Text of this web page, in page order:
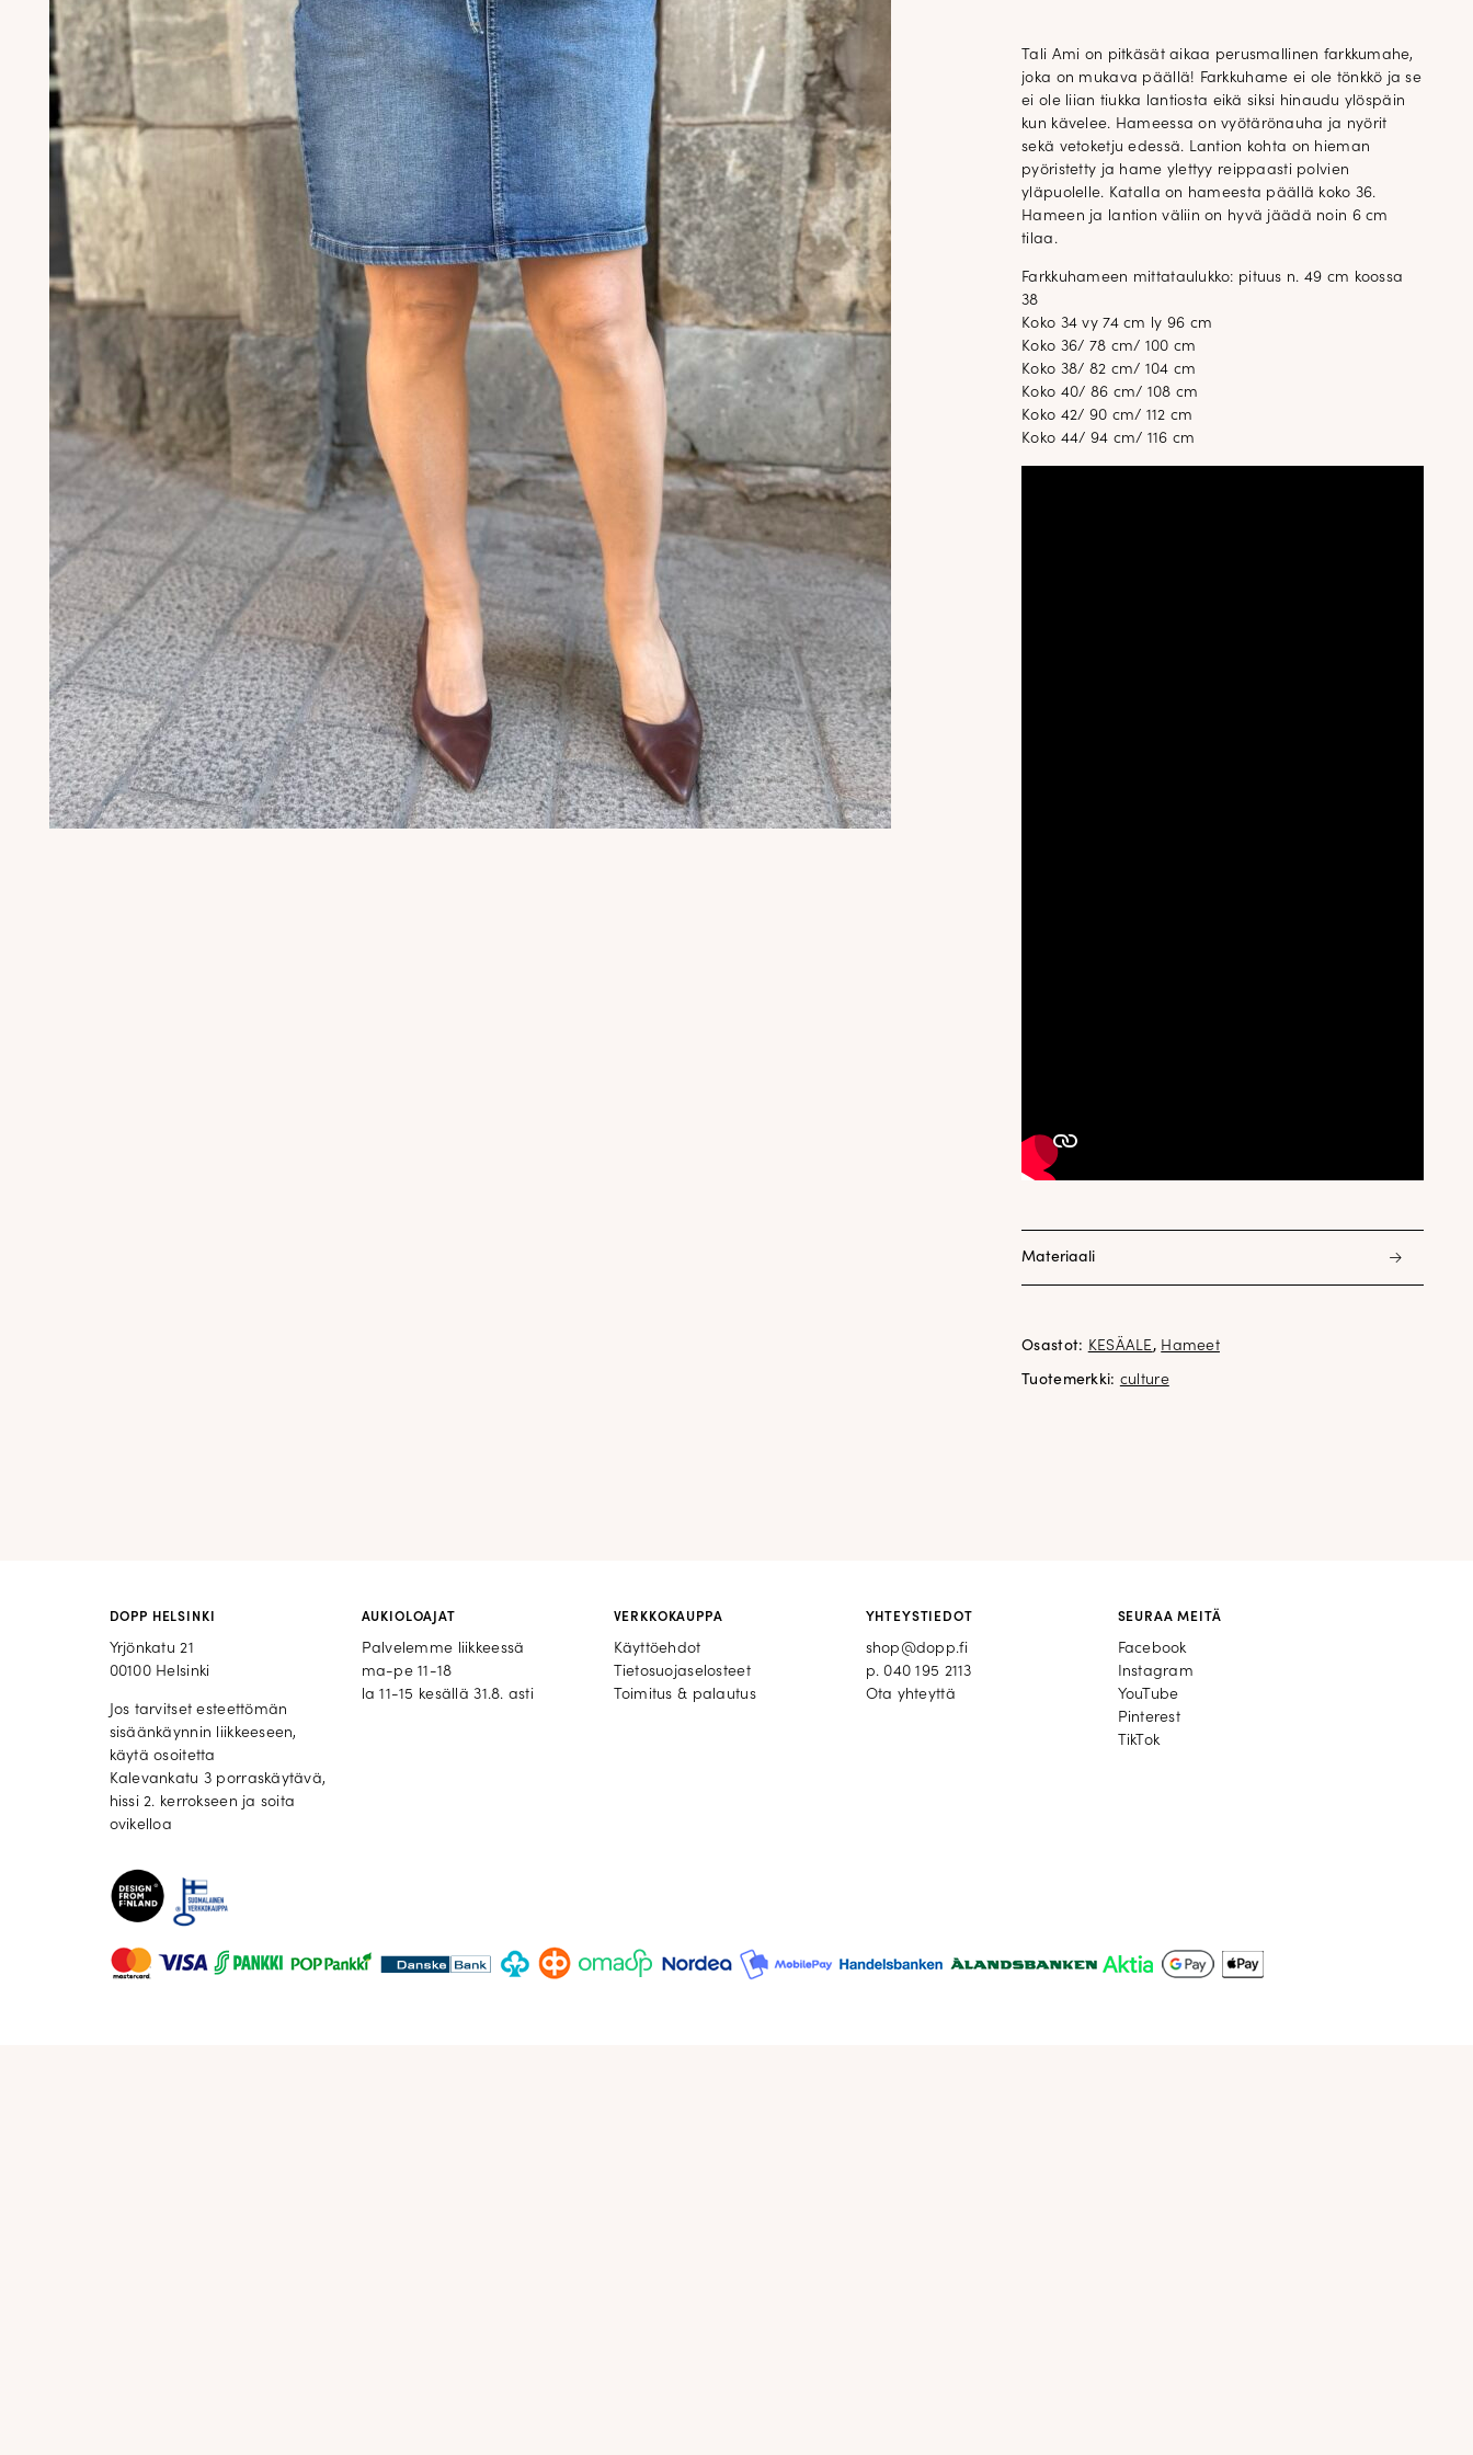
Tali Ami on pitkäsät aikaa perusmallinen farkkumahe,
joka on mukava päällä! Farkkuhame ei ole tönkkö ja se
ei ole liian tiukka lantiosta eikä siksi hinaudu ylöspäin
kun kävelee. Hameessa on vyötärönauha ja nyörit
sekä vetoketju edessä. Lantion kohta on hieman
pyöristetty ja hame ylettyy reippaasti polvien
yläpuolelle. Katalla on hameesta päällä koko 36.
Hameen ja lantion väliin on hyvä jäädä noin 6 cm
tilaa.
Farkkuhameen mittataulukko: pituus n. 49 cm koossa
38
Koko 34 vy 74 cm ly 96 cm
Koko 36/ 78 cm/ 100 cm
Koko 38/ 82 cm/ 104 cm
Koko 40/ 86 cm/ 108 cm
Koko 42/ 90 cm/ 112 cm
Koko 44/ 94 cm/ 116 cm
Materiaali
Osastot: KESÄALE , Hameet
Tuotemerkki: culture
DOPP HELSINKI
Yrjönkatu 21
00100 Helsinki
Jos tarvitset esteettömän
sisäänkäynnin liikkeeseen,
käytä osoitetta
Kalevankatu 3 porraskäytävä,
hissi 2. kerrokseen ja soita
ovikelloa
AUKIOLOAJAT
Palvelemme liikkeessä
ma-pe 11-18
la 11-15 kesällä 31.8. asti
VERKKOKAUPPA
Käyttöehdot
Tietosuojaselosteet
Toimitus & palautus
YHTEYSTIEDOT
shop@dopp.fi
p.040 195 2113
Ota yhteyttä
SEURAA MEITÄ
Facebook
Facebook
Instagram
Instagram
YouTube
YouTube
Pinterest
Pinterest
TikTok
TikTok